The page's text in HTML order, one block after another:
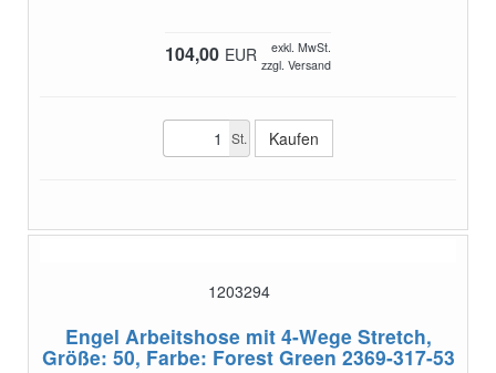
104,00 EUR
exkl. MwSt.
zzgl. Versand
St.
1203294
Engel Arbeitshose mit 4-Wege Stretch,
Größe: 50, Farbe: Forest Green 2369-317-53